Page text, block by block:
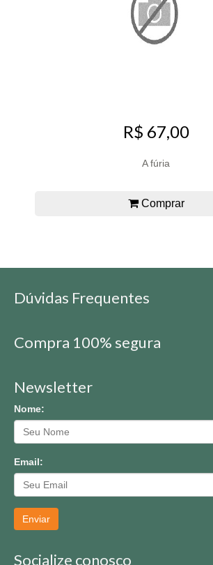
R$ 67,00
A fúria
Comprar
Dúvidas Frequentes
Compra 100% segura
Newsletter
Nome:
Email:
Enviar
Socialize conosco